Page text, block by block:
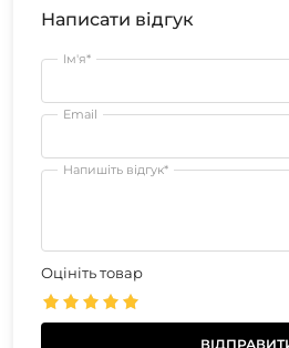
Написати відгук
Ім'я*
Email
Напишіть відгук*
Оцініть товар